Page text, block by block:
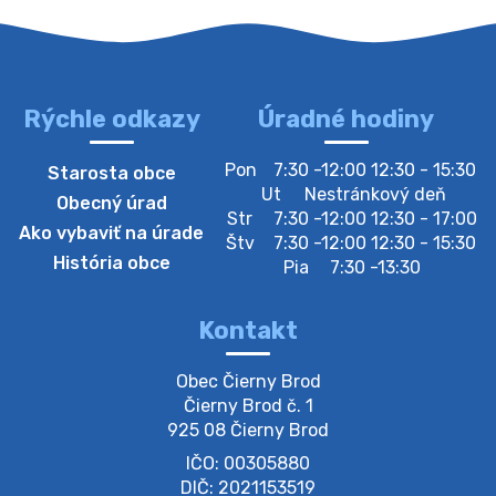
4. augusta 2026 10:05
Zberný dvor-Gyűjtőudvar
Oznamujeme obyvateľom, že v stredu 05. augusta
bude zberný dvor zatvorený. Értesítjük a lakosokat,
hogy szerdán augusztus 05-én a gyűjtőudvar zárva
lesz https://ciernybrod.sk?p=214…
Zber separovaného odpadu plastu-
Szeparált műanya…
Oznamujeme obyvateľom, že v stredu 05. augusta
prebehne zber separovaného odpadu plastu. Prosíme
obyvateľov, aby vrecia s odpadom vyložili pred dom už
večer vopred, nakoľko firma F…
Rýchle odkazy
Starosta obce
Obecný úrad
Ako vybaviť na úrade
História obce
Úradné hodiny
Pon
7:30 -12:00 12:30 - 15:30
Ut
Nestránkový deň
Str
7:30 -12:00 12:30 - 17:00
Štv
7:30 -12:00 12:30 - 15:30
Pia
7:30 -13:30
Kontakt
Obec Čierny Brod
Čierny Brod č. 1
925 08 Čierny Brod
IČO: 00305880
DIČ: 2021153519